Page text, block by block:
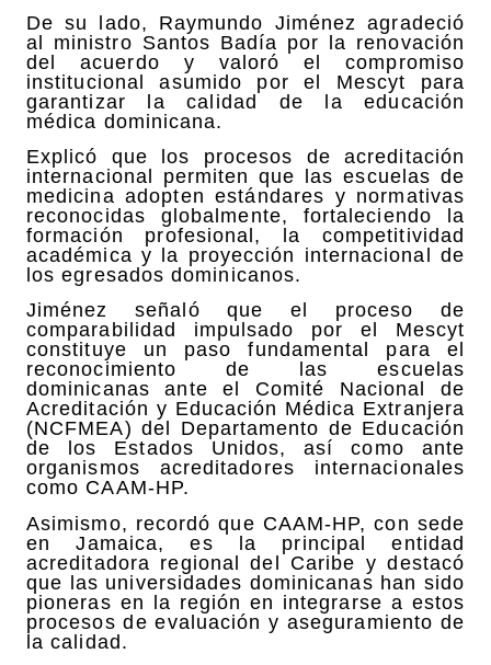
De su lado, Raymundo Jiménez agradeció
al ministro Santos Badía por la renovación
del acuerdo y valoró el compromiso
institucional asumido por el Mescyt para
garantizar la calidad de la educación
médica dominicana.
Explicó que los procesos de acreditación
internacional permiten que las escuelas de
medicina adopten estándares y normativas
reconocidas globalmente, fortaleciendo la
formación profesional, la competitividad
académica y la proyección internacional de
los egresados dominicanos.
Jiménez señaló que el proceso de
comparabilidad impulsado por el Mescyt
constituye un paso fundamental para el
reconocimiento de las escuelas
dominicanas ante el Comité Nacional de
Acreditación y Educación Médica Extranjera
(NCFMEA) del Departamento de Educación
de los Estados Unidos, así como ante
organismos acreditadores internacionales
como CAAM-HP.
Asimismo, recordó que CAAM-HP, con sede
en Jamaica, es la principal entidad
acreditadora regional del Caribe y destacó
que las universidades dominicanas han sido
pioneras en la región en integrarse a estos
procesos de evaluación y aseguramiento de
la calidad.